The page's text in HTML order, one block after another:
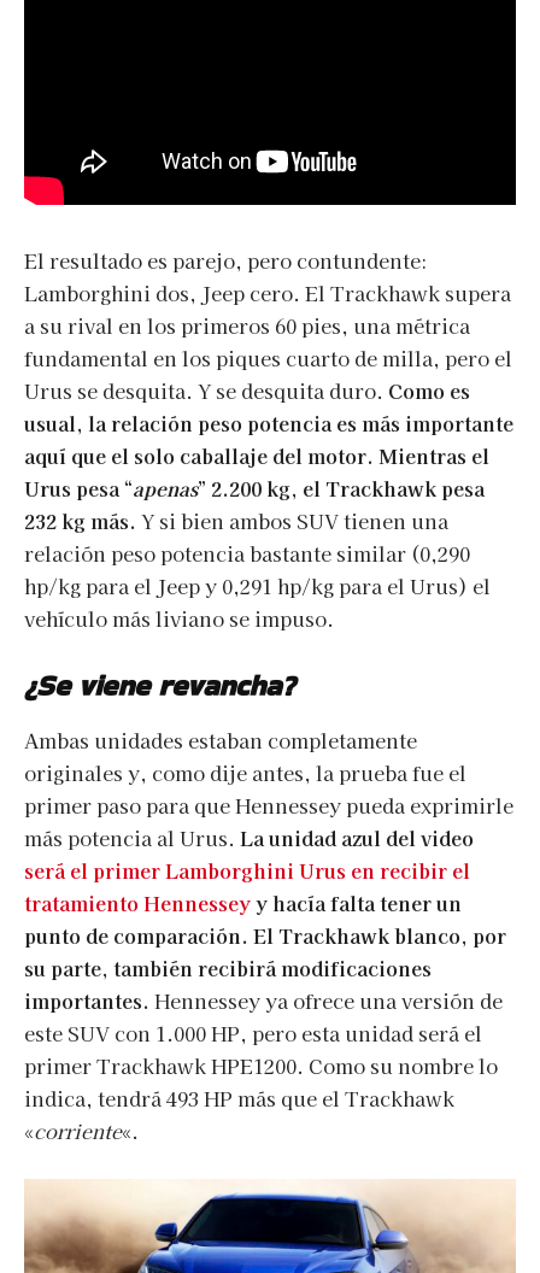
El resultado es parejo, pero contundente:
Lamborghini dos, Jeep cero. El Trackhawk supera
a su rival en los primeros 60 pies, una métrica
fundamental en los piques cuarto de milla, pero el
Urus se desquita. Y se desquita duro. Como es
usual, la relación peso potencia es más importante
aquí que el solo caballaje del motor. Mientras el
Urus pesa “apenas” 2.200 kg, el Trackhawk pesa
232 kg más. Y si bien ambos SUV tienen una
relación peso potencia bastante similar (0,290
hp/kg para el Jeep y 0,291 hp/kg para el Urus) el
vehículo más liviano se impuso.
¿Se viene revancha?
Ambas unidades estaban completamente
originales y, como dije antes, la prueba fue el
primer paso para que Hennessey pueda exprimirle
más potencia al Urus. La unidad azul del video
será el primer Lamborghini Urus en recibir el
tratamiento Hennesseyy hacía falta tener un
punto de comparación. El Trackhawk blanco, por
su parte, también recibirá modificaciones
importantes. Hennessey ya ofrece una versión de
este SUV con 1.000 HP, pero esta unidad será el
primer Trackhawk HPE1200. Como su nombre lo
indica, tendrá 493 HP más que el Trackhawk
«corriente«.